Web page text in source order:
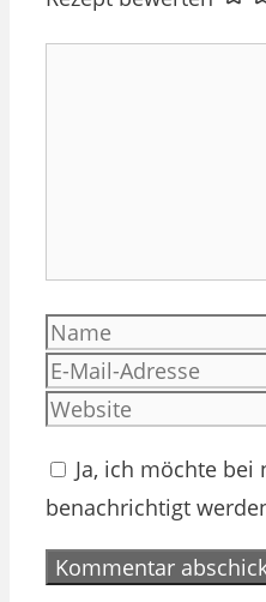
Name
Ja, ich möchte bei
benachrichtigt